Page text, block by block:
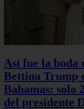
Así fue la boda
Bettina Trump
Bahamas: solo
del presidente